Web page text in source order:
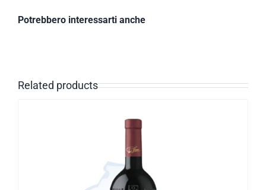
Potrebbero interessarti anche
Related products